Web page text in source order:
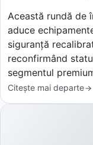
Această rundă de
aduce
siguranță
reconfirmând
segmentul
Citește mai departe